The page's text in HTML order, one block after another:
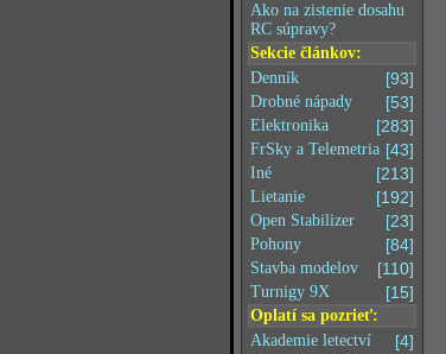
Ako na zistenie dosahu
RC súpravy?
Sekcie článkov:
[93]
Denník
[53]
Drobné nápady
[283]
Elektronika
[43]
FrSky a Telemetria
[213]
Iné
[192]
Lietanie
[23]
Open Stabilizer
[84]
Pohony
[110]
Stavba modelov
[15]
Turnigy 9X
Oplatí sa pozrieť:
[4]
Akademie letectví